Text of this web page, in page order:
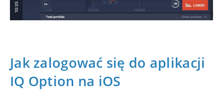
Jak zalogować się do aplikacji
IQ Option na iOS